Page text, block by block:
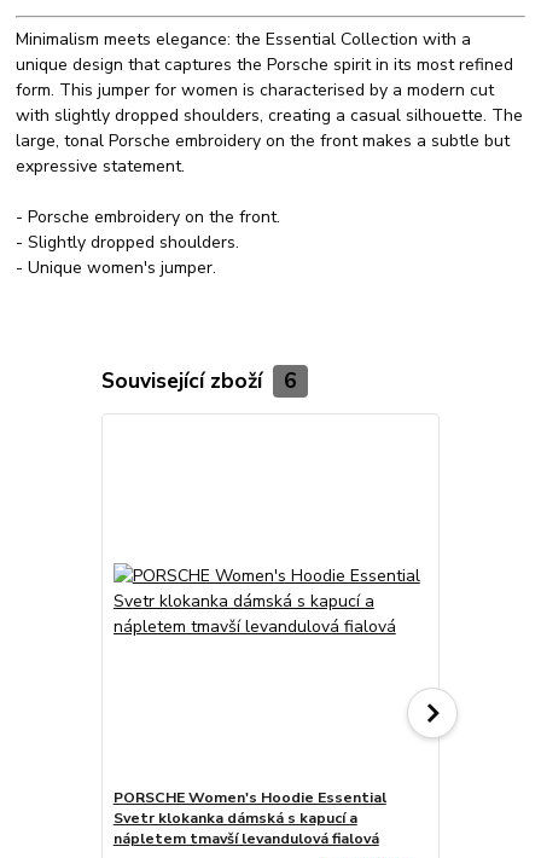
Minimalism meets elegance: the Essential Collection with a
unique design that captures the Porsche spirit in its most refined
form. This jumper for women is characterised by a modern cut
with slightly dropped shoulders, creating a casual silhouette. The
large, tonal Porsche embroidery on the front makes a subtle but
expressive statement.
- Porsche embroidery on the front.
- Slightly dropped shoulders.
- Unique women's jumper.
Související zboží 6
PORSCHE Women's Hoodie Essential
Svetr klokanka dámská s kapucí a
nápletem tmavší levandulová fialová